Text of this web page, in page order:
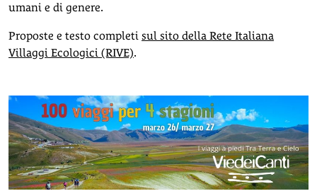
umani e di genere.
Proposte e testo completi sul sito della Rete Italiana
Villaggi Ecologici (RIVE).